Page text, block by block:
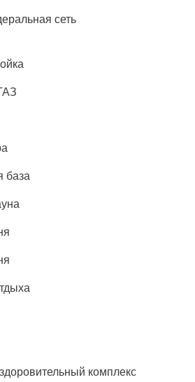
сеть
база
комплекс